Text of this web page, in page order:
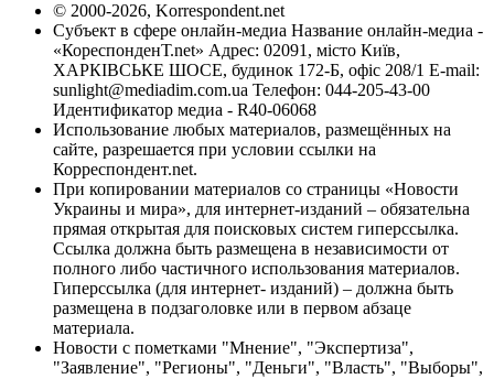
© 2000-2026, Korrespondent.net
Субъект в сфере онлайн-медиа Название онлайн-медиа -
«КореспонденТ.net» Адрес: 02091, місто Київ,
ХАРКІВСЬКЕ ШОСЕ, будинок 172-Б, офіс 208/1 E-mail:
sunlight@mediadim.com.ua Телефон: 044-205-43-00
Идентификатор медиа - R40-06068
Использование любых материалов, размещённых на
сайте, разрешается при условии ссылки на
Корреспондент.net.
При копировании материалов со страницы «Новости
Украины и мира», для интернет-изданий – обязательна
прямая открытая для поисковых систем гиперссылка.
Ссылка должна быть размещена в независимости от
полного либо частичного использования материалов.
Гиперссылка (для интернет- изданий) – должна быть
размещена в подзаголовке или в первом абзаце
материала.
Новости с пометками "Мнение", "Экспертиза",
"Заявление", "Регионы", "Деньги", "Власть", "Выборы",